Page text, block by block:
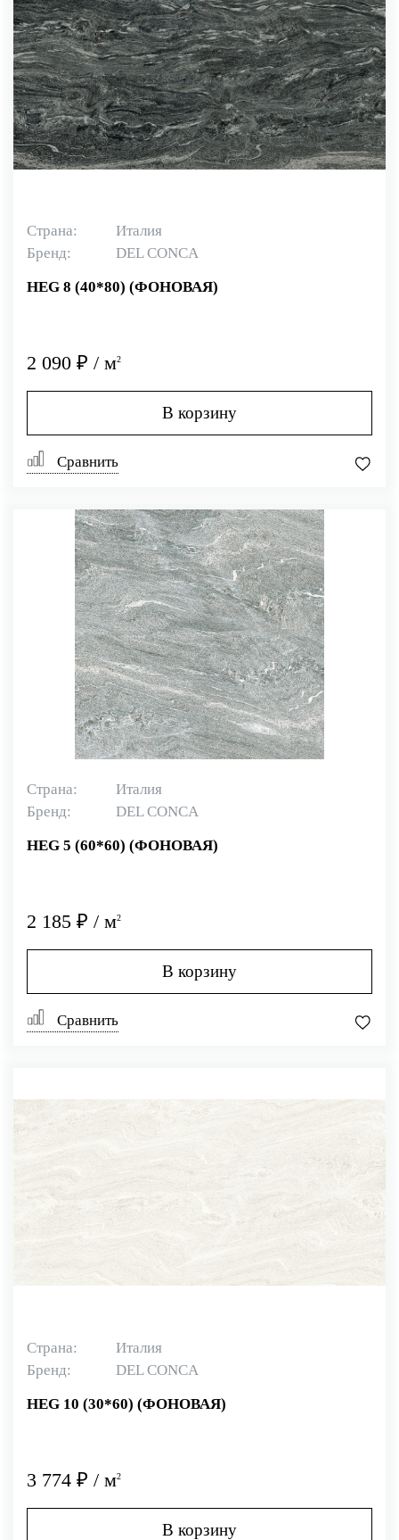
Страна:
Италия
Бренд:
DEL CONCA
HEG 8 (40*80) (ФОНОВАЯ)
2 090 ₽ / м2
В корзину
Сравнить
Страна:
Италия
Бренд:
DEL CONCA
HEG 5 (60*60) (ФОНОВАЯ)
2 185 ₽ / м2
В корзину
Сравнить
Страна:
Италия
Бренд:
DEL CONCA
HEG 10 (30*60) (ФОНОВАЯ)
3 774 ₽ / м2
В корзину